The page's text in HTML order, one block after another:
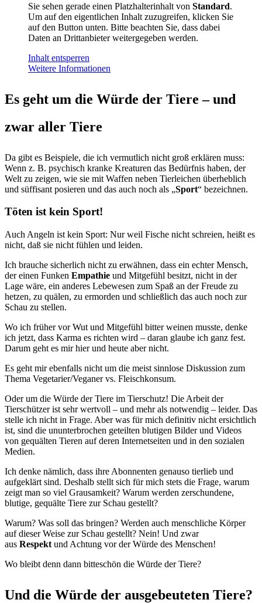
Sie sehen gerade einen Platzhalterinhalt von Standard.
Um auf den eigentlichen Inhalt zuzugreifen, klicken Sie
auf den Button unten. Bitte beachten Sie, dass dabei
Daten an Drittanbieter weitergegeben werden.
Inhalt entsperren
Weitere Informationen
Es geht um die Würde der Tiere – und
zwar aller Tiere
Da gibt es Beispiele, die ich vermutlich nicht groß erklären muss:
Wenn z. B. psychisch kranke Kreaturen das Bedürfnis haben, der
Welt zu zeigen, wie sie mit Waffen neben Tierleichen überheblich
und süffisant posieren und das auch noch als „Sport“ bezeichnen.
Töten ist kein Sport!
Auch Angeln ist kein Sport: Nur weil Fische nicht schreien, heißt es
nicht, daß sie nicht fühlen und leiden.
Ich brauche sicherlich nicht zu erwähnen, dass ein echter Mensch,
der einen Funken Empathie und Mitgefühl besitzt, nicht in der
Lage wäre, ein anderes Lebewesen zum Spaß an der Freude zu
hetzen, zu quälen, zu ermorden und schließlich das auch noch zur
Schau zu stellen.
Wo ich früher vor Wut und Mitgefühl bitter weinen musste, denke
ich jetzt, dass Karma es richten wird – daran glaube ich ganz fest.
Darum geht es mir hier und heute aber nicht.
Es geht mir ebenfalls nicht um die meist sinnlose Diskussion zum
Thema Vegetarier/Veganer vs. Fleischkonsum.
Oder um die Würde der Tiere im Tierschutz! Die Arbeit der
Tierschützer ist sehr wertvoll – und mehr als notwendig – leider. Das
stelle ich nicht in Frage. Aber was für mich definitiv nicht ersichtlich
ist, sind die ununterbrochen geteilten blutigen Bilder und Videos
von gequälten Tieren auf deren Internetseiten und in den sozialen
Medien.
Ich denke nämlich, dass ihre Abonnenten genauso tierlieb und
aufgeklärt sind. Deshalb stellt sich für mich stets die Frage, warum
zeigt man so viel Grausamkeit? Warum werden zerschundene,
blutige, gequälte Tiere zur Schau gestellt?
Warum? Was soll das bringen? Werden auch menschliche Körper
auf dieser Weise zur Schau gestellt? Nein! Und zwar
aus Respekt und Achtung vor der Würde des Menschen!
Wo bleibt denn dann bitteschön die Würde der Tiere?
Und die Würde der ausgebeuteten Tiere?